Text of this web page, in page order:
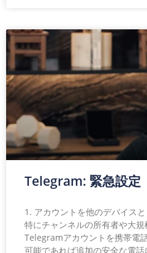
Telegram: 緊急設定
1. アカウントを他のデバイス
特にチャンネルの所有者や大規
Telegramアカウントを携帯電
可能であれば追加の安全な電